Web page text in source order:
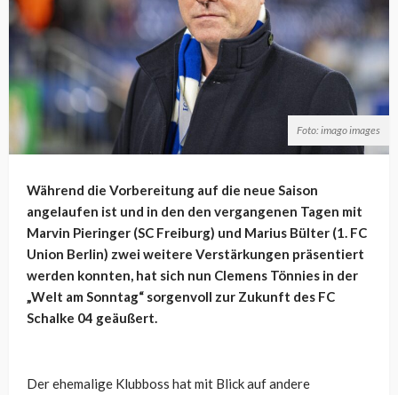
Foto: imago images
Während die Vorbereitung auf die neue Saison
angelaufen ist und in den den vergangenen Tagen mit
Marvin Pieringer (SC Freiburg) und Marius Bülter (1. FC
Union Berlin) zwei weitere Verstärkungen präsentiert
werden konnten, hat sich nun Clemens Tönnies in der
„Welt am Sonntag“ sorgenvoll zur Zukunft des FC
Schalke 04 geäußert.
Der ehemalige Klubboss hat mit Blick auf andere